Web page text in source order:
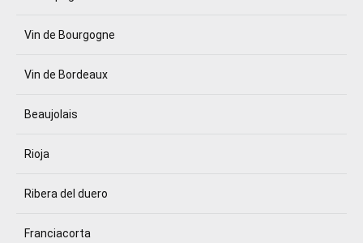
Vin de Bourgogne
Vin de Bordeaux
Beaujolais
Rioja
Ribera del duero
Franciacorta